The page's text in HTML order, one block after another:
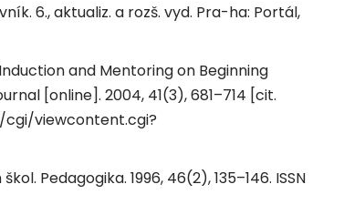
6., aktualiz. a rozš. vyd. Pra-ha: Portál,
Induction and Mentoring on Beginning
[online]. 2004, 41(3), 681–714 [cit.
cgi/viewcontent.cgi?
Pedagogika. 1996, 46(2), 135–146. ISSN